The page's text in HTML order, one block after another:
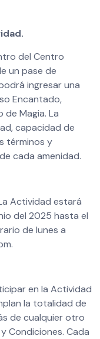
del Centro
un pase de
ingresar una
Encantado,
de Magia. La
capacidad de
términos y
cada amenidad.
Actividad estará
del 2025 hasta el
de lunes a
en la Actividad
la totalidad de
de cualquier otro
Condiciones. Cada